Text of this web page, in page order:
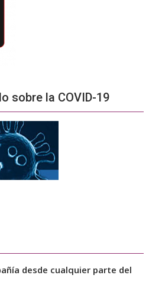
sobre la COVID-19
desde cualquier parte del